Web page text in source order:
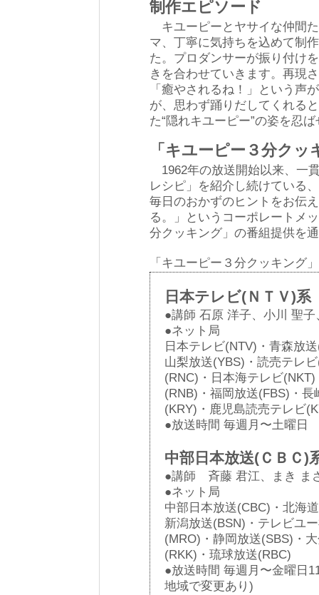
制作エピソード
キユーピーとヤサイな仲間
マ、丁寧に気持ちを込めて制
た。プロダンサーが振り付け
きを合わせていきます。再現
「癒やされるね！」という声
が、思わず踊りだしてくれる
た“隠れキユーピー”の姿を忍
「キユーピー３分ク
1962年の放送開始以来、一
レシピ」を紹介し続けている
毎日のおかずのヒントをお伝
る。」というコーポレートメ
分クッキング」の番組提供を
「キユーピー３分クッキング
日本テレビ(ＮＴＶ)系
●講師 石原 洋子、小川 聖
●ネット局
日本テレビ(NTV)・青森放
山梨放送(YBS)・読売テレ
(RNC)・日本海テレビ
(RNB)・福岡放送(FBS)・
(KRY)・鹿児島読売テレビ
●放送時間 毎週月〜土曜日
中部日本放送(ＣＢＣ)
●講師 斉藤 君江、まき ま
●ネット局
中部日本放送(CBC)・北海
新潟放送(BSN)・テレビユ
(MRO)・静岡放送(SBS)・
(RKK)・琉球放送(RBC)
●放送時間 毎週月〜金曜日
地域で変更あり)